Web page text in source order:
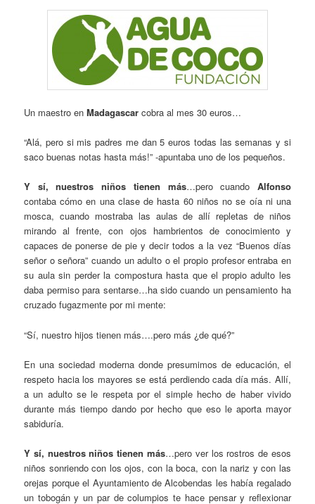
Un maestro enMadagascar cobra al mes 30 euros…
“Alá, pero si mis padres me dan 5 euros todas las semanas y si
saco buenas notas hasta más!” -apuntaba uno de los pequeños.
Y sí, nuestros niños tienen más…pero cuando Alfonso
contaba cómo en una clase de hasta 60 niños no se oía ni una
mosca, cuando mostraba las aulas de allí repletas de niños
mirando al frente, con ojos hambrientos de conocimiento y
capaces de ponerse de pie y decir todos a la vez “Buenos días
señor o señora” cuando un adulto o el propio profesor entraba en
su aula sin perder la compostura hasta que el propio adulto les
daba permiso para sentarse…ha sido cuando un pensamiento ha
cruzado fugazmente por mi mente:
“Sí, nuestro hijos tienen más….pero más ¿de qué?”
En una sociedad moderna donde presumimos de educación, el
respeto hacia los mayores se está perdiendo cada día más. Allí,
a un adulto se le respeta por el simple hecho de haber vivido
durante más tiempo dando por hecho que eso le aporta mayor
sabiduría.
Y sí, nuestros niños tienen más…pero ver los rostros de esos
niños sonriendo con los ojos, con la boca, con la nariz y con las
orejas porque el Ayuntamiento de Alcobendas les había regalado
un tobogán y un par de columpios te hace pensar y reflexionar